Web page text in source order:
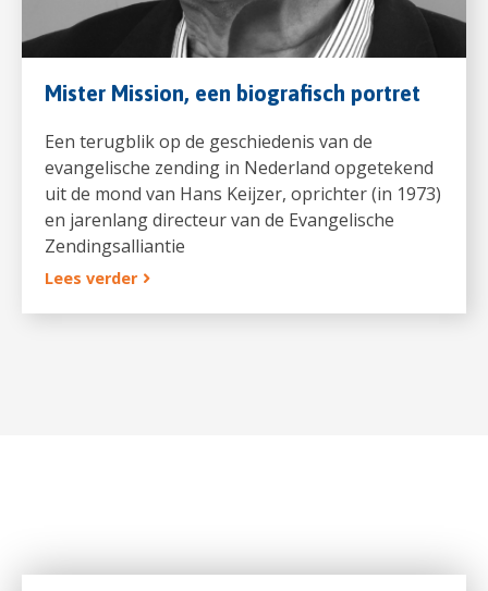
Mister Mission, een biografisch portret
Een terugblik op de geschiedenis van de
evangelische zending in Nederland opgetekend
uit de mond van Hans Keijzer, oprichter (in 1973)
en jarenlang directeur van de Evangelische
Zendingsalliantie
Lees verder